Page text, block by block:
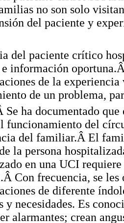
no son solo
del paciente y
del paciente crítico
información
de la
de un problema,
Se ha documentado
funcionamiento del
del familiar.Â El
la persona
en una UCI
Con frecuencia, se les
de diferente
y necesidades. Es
alarmantes; crean